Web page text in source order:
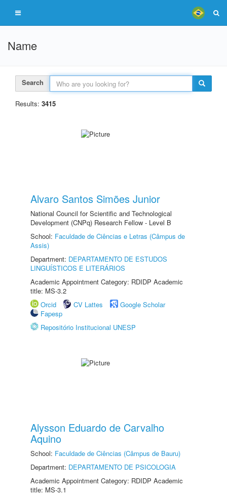
Name
Search
Results: 3415
Alvaro Santos Simões Junior
National Council for Scientific and Technological
Development (CNPq) Research Fellow - Level B
School: Faculdade de Ciências e Letras (Câmpus de
Assis)
Department: DEPARTAMENTO DE ESTUDOS
LINGUÍSTICOS E LITERÁRIOS
Academic Appointment Category: RDIDP Academic
title: MS-3.2
Orcid
CV Lattes
Google Scholar
Fapesp
Repositório Institucional UNESP
Alysson Eduardo de Carvalho
Aquino
School: Faculdade de Ciências (Câmpus de Bauru)
Department: DEPARTAMENTO DE PSICOLOGIA
Academic Appointment Category: RDIDP Academic
title: MS-3.1